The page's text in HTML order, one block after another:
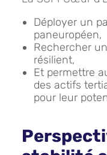
Déployer un
paneuropéen,
Rechercher
résilient,
Et permettre
des actifs
pour leur